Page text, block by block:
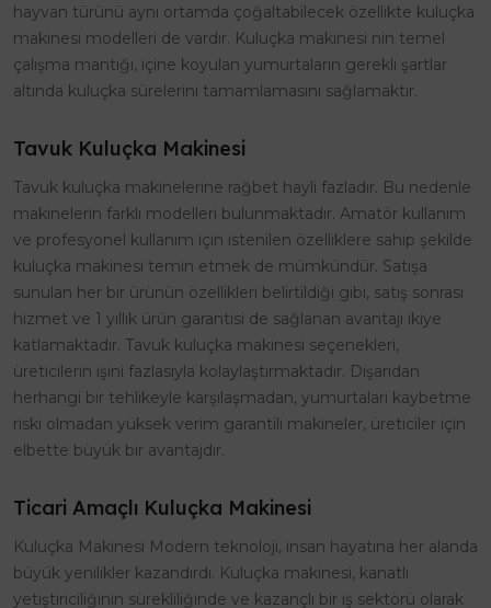
hayvan türünü aynı ortamda çoğaltabilecek özellikte kuluçka
makinesi modelleri de vardır. Kuluçka makinesi nin temel
çalışma mantığı, içine koyulan yumurtaların gerekli şartlar
altında kuluçka sürelerini tamamlamasını sağlamaktır.
Tavuk Kuluçka Makinesi
Tavuk kuluçka makinelerine rağbet hayli fazladır. Bu nedenle
makinelerin farklı modelleri bulunmaktadır. Amatör kullanım
ve profesyonel kullanım için istenilen özelliklere sahip şekilde
kuluçka makinesi temin etmek de mümkündür. Satışa
sunulan her bir ürünün özellikleri belirtildiği gibi, satış sonrası
hizmet ve 1 yıllık ürün garantisi de sağlanan avantajı ikiye
katlamaktadır. Tavuk kuluçka makinesi seçenekleri,
üreticilerin işini fazlasıyla kolaylaştırmaktadır. Dışarıdan
herhangi bir tehlikeyle karşılaşmadan, yumurtaları kaybetme
riski olmadan yüksek verim garantili makineler, üreticiler için
elbette büyük bir avantajdır.
Ticari Amaçlı Kuluçka Makinesi
Kuluçka Makinesi Modern teknoloji, insan hayatına her alanda
büyük yenilikler kazandırdı. Kuluçka makinesi, kanatlı
yetiştiriciliğinin sürekliliğinde ve kazançlı bir iş sektörü olarak